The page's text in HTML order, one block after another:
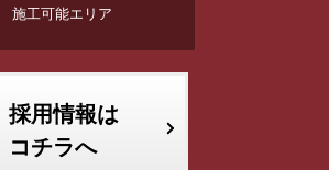
施工可能エリア
採用情報は
コチラへ